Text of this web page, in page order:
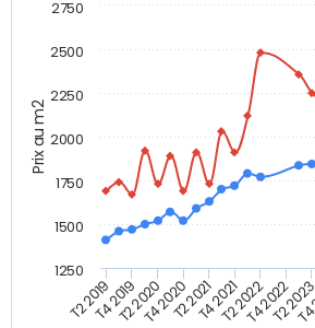
Prix au m2
T2 2019T4 2019T2 2020T4 2020T2 2021T4 2021T2 2022T4 2022
T2
1250
1500
1750
2000
2250
2500
2750